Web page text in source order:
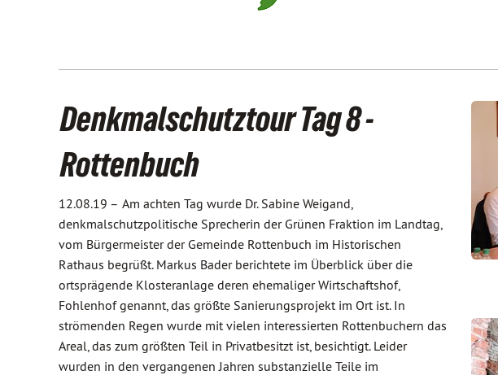
Denkmalschutztour Tag 8 -
Rottenbuch
12.08.19 – Am achten Tag wurde Dr. Sabine Weigand,
denkmalschutzpolitische Sprecherin der Grünen Fraktion im Landtag,
vom Bürgermeister der Gemeinde Rottenbuch im Historischen
Rathaus begrüßt. Markus Bader berichtete im Überblick über die
ortsprägende Klosteranlage deren ehemaliger Wirtschaftshof,
Fohlenhof genannt, das größte Sanierungsprojekt im Ort ist. In
strömenden Regen wurde mit vielen interessierten Rottenbuchern das
Areal, das zum größten Teil in Privatbesitzt ist, besichtigt. Leider
wurden in den vergangenen Jahren substanzielle Teile im